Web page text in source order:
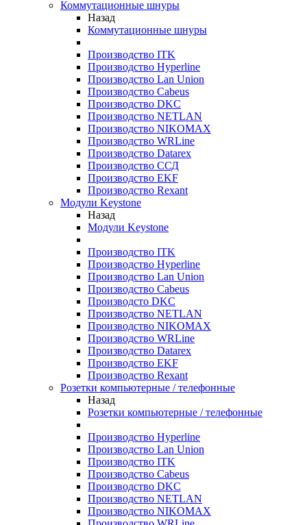
Коммутационные шнуры
Назад
Коммутационные шнуры
Производство ITK
Производство Hyperline
Производство Lan Union
Производство Cabeus
Производство DKC
Производство NETLAN
Производство NIKOMAX
Производство WRLine
Производство Datarex
Производство ССД
Производство EKF
Производство Rexant
Модули Keystone
Назад
Модули Keystone
Производство ITK
Производство Hyperline
Производство Lan Union
Производство Cabeus
Производсто DKC
Производство NETLAN
Производство NIKOMAX
Производство WRLine
Производство Datarex
Производство EKF
Производство Rexant
Розетки компьютерные / телефонные
Назад
Розетки компьютерные / телефонные
Производство Hyperline
Производство Lan Union
Производство ITK
Производство Cabeus
Производство DKC
Производство NETLAN
Производство NIKOMAX